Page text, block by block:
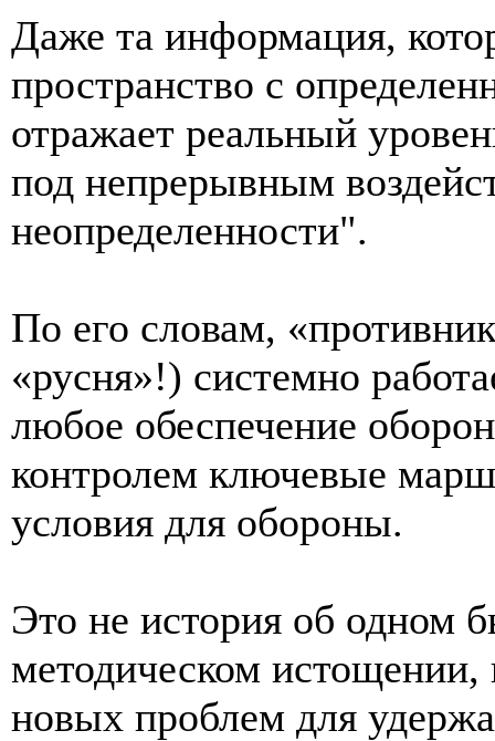
Даже та информация,
пространство с
отражает реальный
под непрерывным
неопределенности".
По его словам,
«русня»!) системно
любое обеспечение
контролем ключевые
условия для обороны.
Это не история об одном
методическом истощении,
новых проблем для